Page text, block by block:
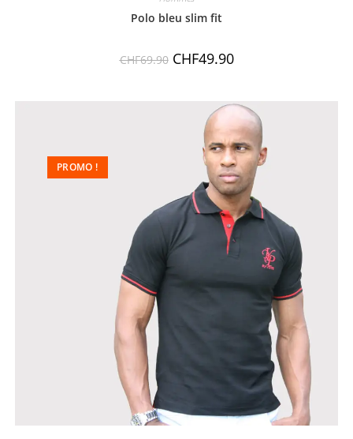
Polo bleu slim fit
CHF69.90 CHF49.90
PROMO !